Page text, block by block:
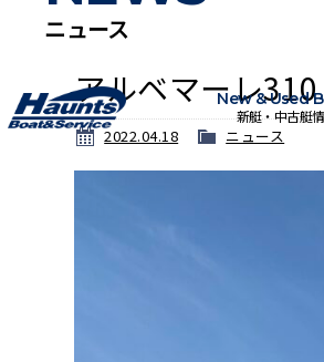
New & Used
新艇・中古艇
ニュース
アルベマーレ
2022.04.18 ニュース